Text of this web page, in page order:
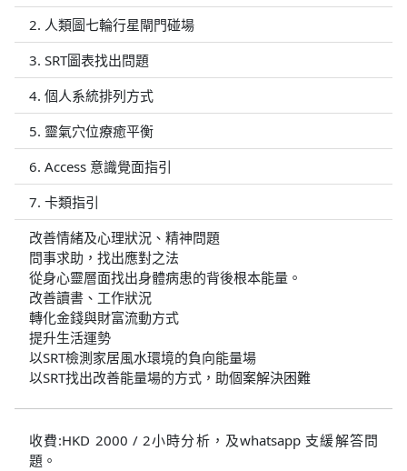
2. 人類圖七輪行星閘門碰場
3. SRT圖表找出問題
4. 個人系統排列方式
5. 靈氣穴位療癒平衡
6. Access 意識覺面指引
7. 卡類指引
改善情緒及心理狀況、精神問題
問事求助，找出應對之法
從身心靈層面找出身體病患的背後根本能量。
改善讀書、工作狀況
轉化金錢與財富流動方式
提升生活運勢
以SRT檢測家居風水環境的負向能量場
以SRT找出改善能量場的方式，助個案解決困難
收費:HKD 2000 / 2小時分析，及whatsapp 支緩解答問
題。